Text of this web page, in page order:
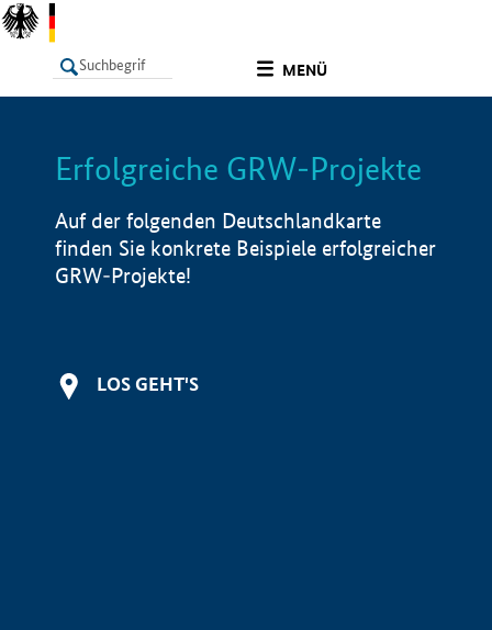
MENÜ
LISTE Info
Erfolgreiche GRW-Projekte
Auf der folgenden Deutschlandkarte
finden Sie konkrete Beispiele erfolgreicher
GRW-Projekte!
LOS GEHT'S